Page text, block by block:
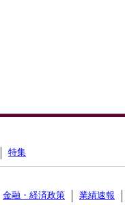
特集
金融・経済政策 業績速報